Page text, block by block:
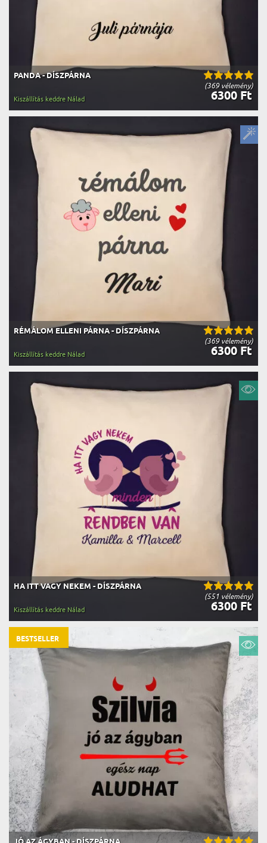
(369 vélemény)
PANDA - DÍSZPÁRNA
6300 Ft
Kiszállítás keddre Nálad
(369 vélemény)
RÉMÁLOM ELLENI PÁRNA - DÍSZPÁRNA
6300 Ft
Kiszállítás keddre Nálad
(551 vélemény)
HA ITT VAGY NEKEM - DÍSZPÁRNA
6300 Ft
Kiszállítás keddre Nálad
BESTSELLER